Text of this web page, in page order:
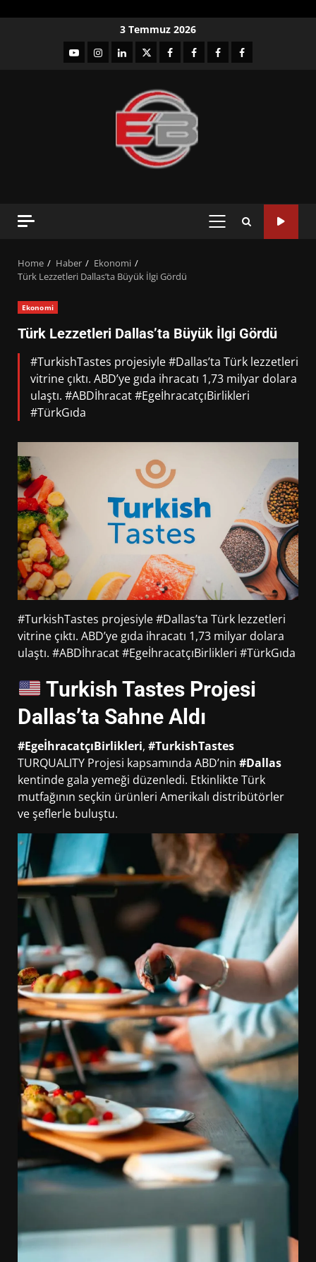
3 Temmuz 2026
YouTubeInstagram
LinkedIntwitterfacebook-Facebook-
Facebook-Facebook-
PRIMARY
Home Haber
Ekonomi
Türk Lezzetleri Dallas’ta Büyük İlgi Gördü
Ekonomi
Türk Lezzetleri Dallas’ta Büyük İlgi Gördü
#TurkishTastes projesiyle #Dallas’ta Türk lezzetleri
vitrine çıktı. ABD’ye gıda ihracatı 1,73 milyar dolara
ulaştı. #ABDİhracat #EgeİhracatçıBirlikleri
#TürkGıda
#TurkishTastes projesiyle #Dallas’ta Türk lezzetleri
vitrine çıktı. ABD’ye gıda ihracatı 1,73 milyar dolara
ulaştı. #ABDİhracat #EgeİhracatçıBirlikleri #TürkGıda
Turkish Tastes Projesi
Dallas’ta Sahne Aldı
#EgeİhracatçıBirlikleri, #TurkishTastes
TURQUALITY Projesi kapsamında ABD’nin #Dallas
kentinde gala yemeği düzenledi. Etkinlikte Türk
mutfağının seçkin ürünleri Amerikalı distribütörler
ve şeflerle buluştu.